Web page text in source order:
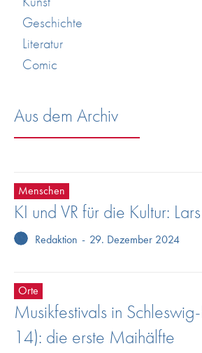
Geschichte
Literatur
Comic
Aus dem Archiv
Menschen
KI und VR für die Kultur:
Redaktion - 29. Dezember 2024
Orte
Musikfestivals in
14): die erste Maihälfte